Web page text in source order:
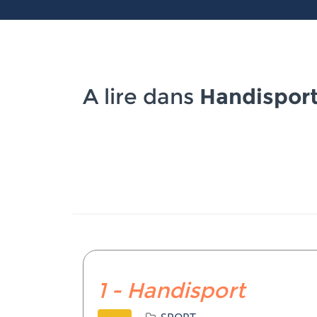
A lire dans
1 - Handisport